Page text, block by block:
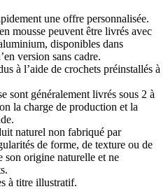
une offre personnalisée.
mousse peuvent être livrés avec
disponibles dans
version sans cadre.
à l’aide de crochets préinstallés à
sont généralement livrés sous 2 à
la charge de production et la
naturel non fabriqué par
de forme, de texture ou de
son origine naturelle et ne
à titre illustratif.